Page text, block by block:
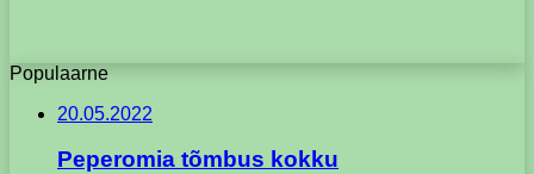
Populaarne
20.05.2022
Peperomia tõmbus kokku